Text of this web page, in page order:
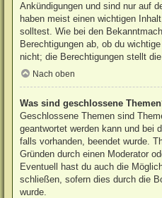
Ankündigungen und sind nur auf
haben meist einen wichtigen
solltest. Wie bei den
Berechtigungen ab, ob du
nicht; die Berechtigungen stellt
Nach oben
Was sind geschlossene
Geschlossene Themen sind
geantwortet werden kann und bei
falls vorhanden, beendet wurde.
Gründen durch einen Moderator
Eventuell hast du auch die
schließen, sofern dies durch die
wurde.